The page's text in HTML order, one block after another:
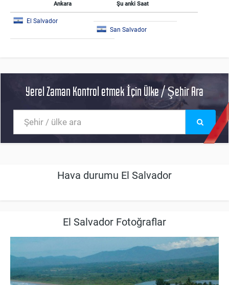
Ankara Şu anki Saat
El Salvador
San Salvador
Yerel Zaman Kontrol etmek İçin Ülke / Şehir Ara
Hava durumu El Salvador
El Salvador Fotoğraflar